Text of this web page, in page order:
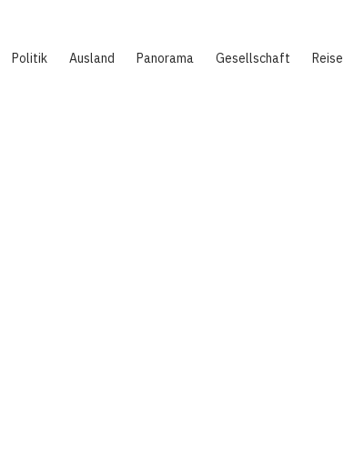
Politik Ausland Panorama Gesellschaft Reise